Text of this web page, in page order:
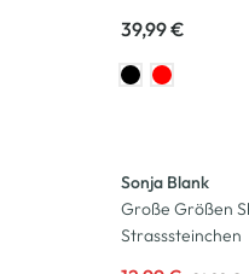
39,99 €
Sonja Blank
Große Größen
Strasssteinchen